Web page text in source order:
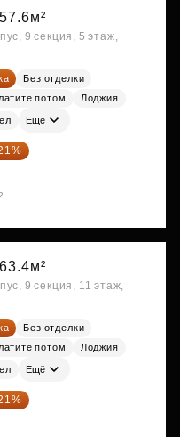
57.6м²
9 секция, 5 этаж,
Без отделки
потом
Лоджия
Ещё
63.4м²
9 секция, 11 этаж,
Без отделки
потом
Лоджия
Ещё